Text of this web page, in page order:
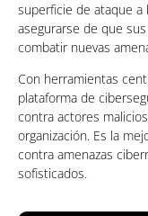
superficie de ataque a
asegurarse de que
combatir nuevas
Con herramientas
plataforma de
contra actores
organización. Es la
contra amenazas
sofisticados.